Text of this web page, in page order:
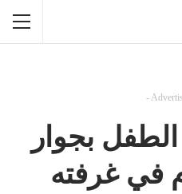
-
بجوار
في غرفته